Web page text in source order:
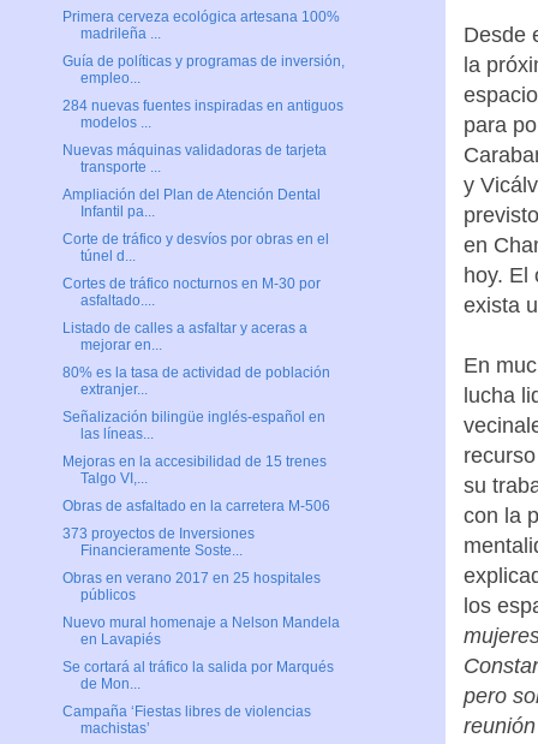
Desde
la
para
y
en
hoy. El
exista
En
lucha
su
con la
los
pero
Primera cerveza ecológica artesana 100%
madrileña ...
Guía de políticas y programas de inversión,
empleo...
284 nuevas fuentes inspiradas en antiguos
modelos ...
Nuevas máquinas validadoras de tarjeta
transporte ...
Ampliación del Plan de Atención Dental
Infantil pa...
Corte de tráfico y desvíos por obras en el
túnel d...
Cortes de tráfico nocturnos en M-30 por
asfaltado....
Listado de calles a asfaltar y aceras a
mejorar en...
80% es la tasa de actividad de población
extranjer...
Señalización bilingüe inglés-español en
las líneas...
Mejoras en la accesibilidad de 15 trenes
Talgo VI,...
Obras de asfaltado en la carretera M-506
373 proyectos de Inversiones
Financieramente Soste...
Obras en verano 2017 en 25 hospitales
públicos
Nuevo mural homenaje a Nelson Mandela
en Lavapiés
Se cortará al tráfico la salida por Marqués
de Mon...
Campaña ‘Fiestas libres de violencias
machistas’